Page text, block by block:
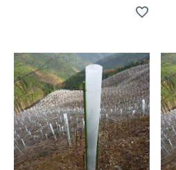
ハクビシン対策
タヌキ対策
アナグマ対策